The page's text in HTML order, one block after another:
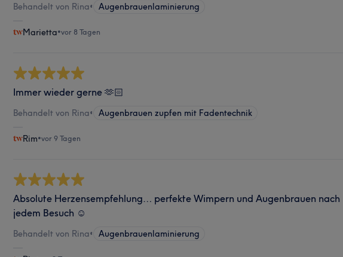
Behandelt von Rina• Augenbrauenlaminierung
Marietta•vor 8 Tagen
Immer wieder gerne 🫶🏻
Behandelt von Rina• Augenbrauen zupfen mit Fadentechnik
Rim•vor 9 Tagen
Absolute Herzensempfehlung… perfekte Wimpern und Augenbrauen nach
jedem Besuch ☺️
Behandelt von Rina• Augenbrauenlaminierung